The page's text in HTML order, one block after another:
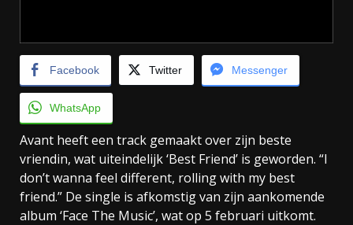
Facebook Twitter Messenger
WhatsApp
Avant heeft een track gemaakt over zijn beste
vriendin, wat uiteindelijk ‘Best Friend’ is geworden. “I
don’t wanna feel different, rolling with my best
friend.” De single is afkomstig van zijn aankomende
album ‘Face The Music’, wat op 5 februari uitkomt.